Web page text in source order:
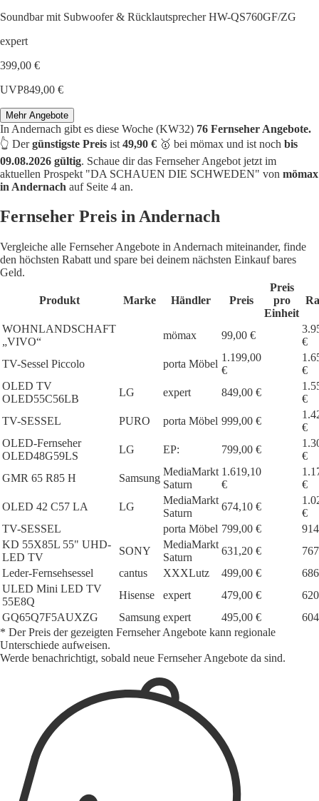
Soundbar mit Subwoofer & Rücklautsprecher HW-QS760GF/ZG
expert
399,00 €
UVP849,00 €
Mehr Angebote
In Andernach gibt es diese Woche (KW32) 76 Fernseher Angebote.
👆 Dergünstigste Preis ist 49,90 € 🥇 bei mömax und ist noch bis
09.08.2026 gültig. Schaue dir das Fernseher Angebot jetzt im
aktuellen Prospekt "DA SCHAUEN DIE SCHWEDEN" von mömax
in Andernach auf Seite 4 an.
Fernseher Preis in Andernach
Vergleiche alle Fernseher Angebote in Andernach miteinander, finde
den höchsten Rabatt und spare bei deinem nächsten Einkauf bares
Geld.
Produkt Marke Händler Preis
Preis
pro
Einheit
WOHNLANDSCHAFT
„VIVO“
mömax 99,00 €
€
TV-Sessel Piccolo
porta Möbel
1.199,00
€
€
OLED TV
OLED55C56LB
LG expert 849,00 €
€
TV-SESSEL
PURO porta Möbel 999,00 €
€
OLED-Fernseher
OLED48G59LS
LG EP: 799,00 €
€
GMR 65 R85 H
Samsung
MediaMarkt
Saturn
1.619,10
€
€
OLED 42 C57 LA
LG
MediaMarkt
Saturn
674,10 €
€
TV-SESSEL
porta Möbel 799,00 €
KD 55X85L 55" UHD-
LED TV
SONY
MediaMarkt
Saturn
631,20 €
Leder-Fernsehsessel
cantus XXXLutz 499,00 €
ULED Mini LED TV
55E8Q
Hisense expert 479,00 €
GQ65Q7F5AUXZG
Samsung expert 495,00 €
* Der Preis der gezeigten Fernseher Angebote kann regionale
Unterschiede aufweisen.
Werde benachrichtigt, sobald neue Fernseher Angebote da sind.